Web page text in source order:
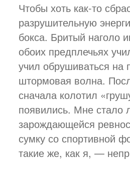
Чтобы хоть как-то
разрушительную
бокса. Бритый наголо
обоих предплечьях
учил обрушиваться на
штормовая волна.
сначала колотил
появились. Мне стало
зарождающейся
сумку со спортивной
такие же, как я, —